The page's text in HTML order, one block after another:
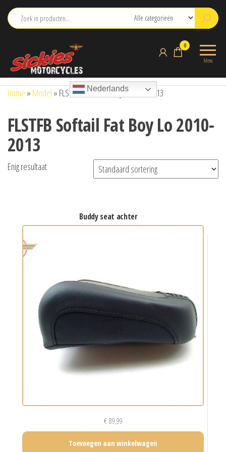
naar
Menu
0
Nederlands
Home » Model » FLSTFB Softail Fat Boy Lo 2010-2013
FLSTFB Softail Fat Boy Lo 2010-
2013
Enig resultaat
buddy seat achter
€89,99
Toevoegen aan winkelwagen